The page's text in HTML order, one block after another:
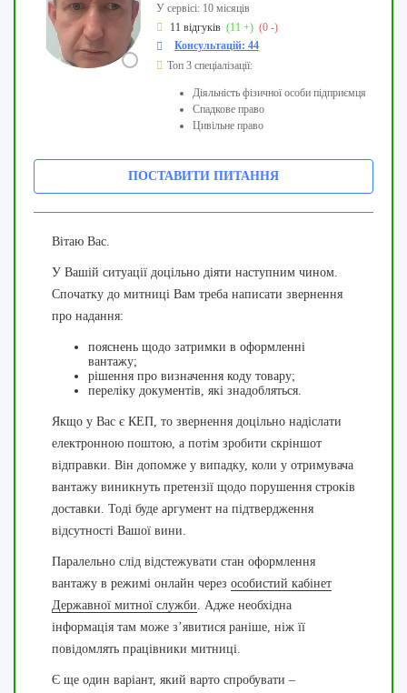
У сервісі: 10 місяців
11 відгуків (11 +) (0 -)
Консультацій: 44
Топ 3 спеціалізації:
Діяльність фізичної особи підприємця
Спадкове право
Цивільне право
ПОСТАВИТИ ПИТАННЯ
Вітаю Вас.
У Вашій ситуації доцільно діяти наступним чином.
Спочатку до митниці Вам треба написати звернення
про надання:
пояснень щодо затримки в оформленні
вантажу;
рішення про визначення коду товару;
переліку документів, які знадобляться.
Якщо у Вас є КЕП, то звернення доцільно надіслати
електронною поштою, а потім зробити скріншот
відправки. Він допомже у випадку, коли у отримувача
вантажу виникнуть претензії щодо порушення строків
доставки. Тоді буде аргумент на підтвердження
відсутності Вашої вини.
Паралельно слід відстежувати стан оформлення
вантажу в режимі онлайн через особистий кабінет
Державної митної служби. Адже необхідна
інформація там може з’явитися раніше, ніж її
повідомлять працівники митниці.
Є ще один варіант, який варто спробувати –